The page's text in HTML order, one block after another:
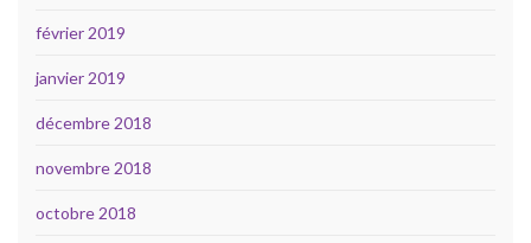
février 2019
janvier 2019
décembre 2018
novembre 2018
octobre 2018